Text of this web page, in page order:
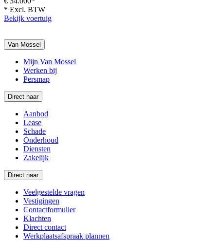
* Excl. BTW
Bekijk voertuig
Van Mossel
Mijn Van Mossel
Werken bij
Persmap
Direct naar
Aanbod
Lease
Schade
Onderhoud
Diensten
Zakelijk
Direct naar
Veelgestelde vragen
Vestigingen
Contactformulier
Klachten
Direct contact
Werkplaatsafspraak plannen